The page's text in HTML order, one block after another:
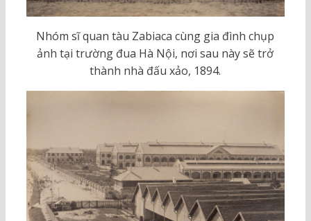
Nhóm sĩ quan tàu Zabiaca cùng gia đình chụp
ảnh tại trường đua Hà Nội, nơi sau này sẽ trở
thành nhà đấu xảo, 1894.